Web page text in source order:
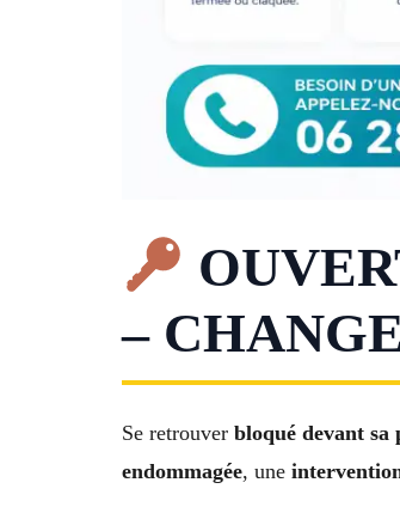
–
Se retrouver bloqué devant sa
endommagée, une